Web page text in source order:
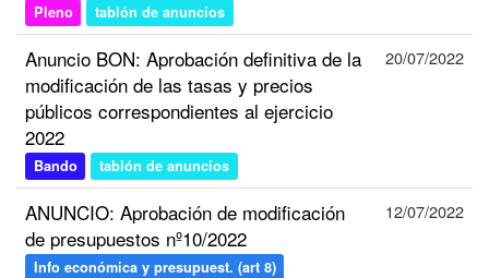
Pleno tablón de anuncios
Anuncio BON: Aprobación definitiva de la
modificación de las tasas y precios
públicos correspondientes al ejercicio
2022
Bando tablón de anuncios
20/07/2022
ANUNCIO: Aprobación de modificación
de presupuestos nº10/2022
Info económica y presupuest. (art 8)
12/07/2022